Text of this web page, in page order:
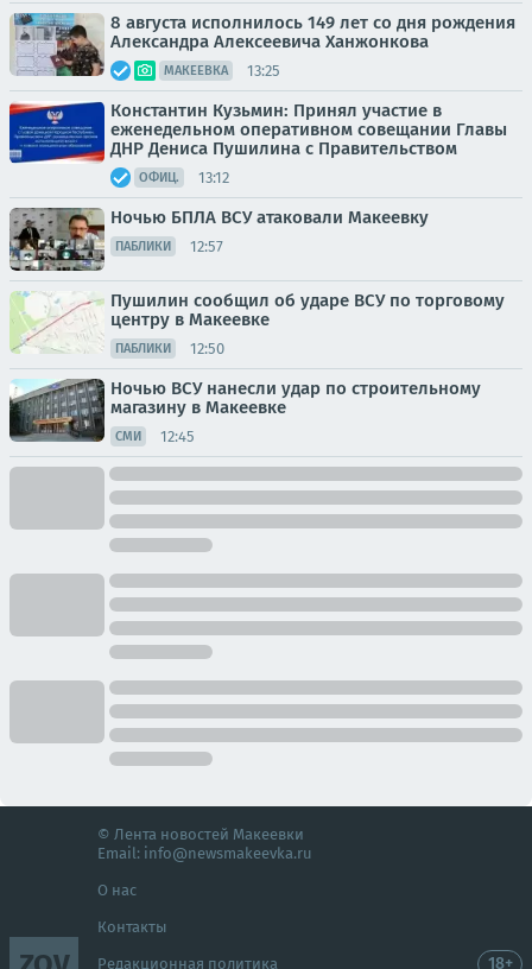
8 августа исполнилось 149 лет со дня рождения
Александра Алексеевича Ханжонкова
МАКЕЕВКА 13:25
Константин Кузьмин: Принял участие в
еженедельном оперативном совещании Главы
ДНР Дениса Пушилина с Правительством
ОФИЦ. 13:12
Ночью БПЛА ВСУ атаковали Макеевку
ПАБЛИКИ 12:57
Пушилин сообщил об ударе ВСУ по торговому
центру в Макеевке
ПАБЛИКИ 12:50
Ночью ВСУ нанесли удар по строительному
магазину в Макеевке
СМИ 12:45
© Лента новостей Макеевки
Email: info@newsmakeevka.ru
О нас
Контакты
Редакционная политика 18+